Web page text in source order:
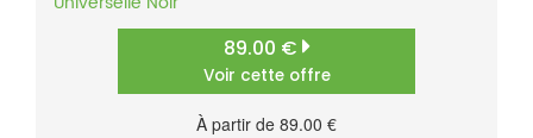
89.00 €
Voir cette offre
À partir de 89.00 €